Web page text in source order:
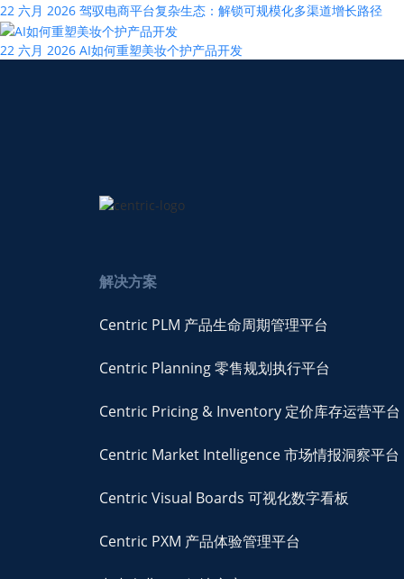
22 六月 2026 驾驭电商平台复杂生态：解锁可规模化多渠道增长路径
22 六月 2026 AI如何重塑美妆个护产品开发
解决方案
Centric PLM 产品生命周期管理平台
Centric Planning 零售规划执行平台
Centric Pricing & Inventory 定价库存运营平台
Centric Market Intelligence 市场情报洞察平台
Centric Visual Boards 可视化数字看板
Centric PXM 产品体验管理平台